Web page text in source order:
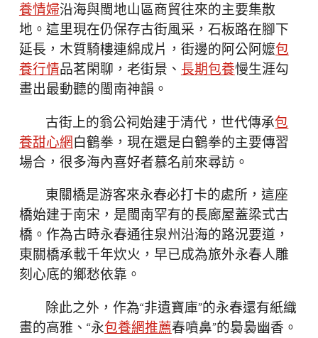
養情婦沿海與閩地山區商貿往來的主要集散
地。這里現在仍保存古街風采，石板路在腳下
延長，木質騎樓連綿成片，街邊的阿公阿嬤包
養行情品茗閑聊，老街景、 長期包養慢生涯勾
畫出最動聽的閩南神韻。
古街上的翁公祠始建于清代，世代傳承包
養甜心網白鶴拳，現在還是白鶴拳的主要傳習
場合，很多海內喜好者慕名前來尋訪。
東關橋是游客來永春必打卡的處所，這座
橋始建于南宋，是閩南罕有的長廊屋蓋梁式古
橋。作為古時永春通往泉州沿海的路況要道，
東關橋承載千年炊火，早已成為旅外永春人雕
刻心底的鄉愁依靠。
除此之外，作為“非遺寶庫”的永春還有紙織
畫的高雅、“永包養網推薦春噴鼻”的裊裊幽香。